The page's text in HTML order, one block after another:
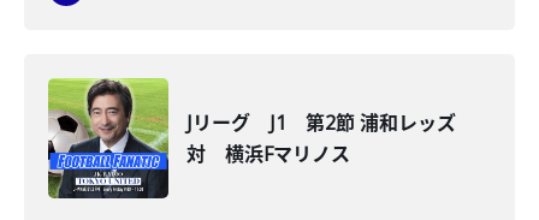
Jリーグ J1 第2節 浦和レッズ
対 横浜Fマリノス